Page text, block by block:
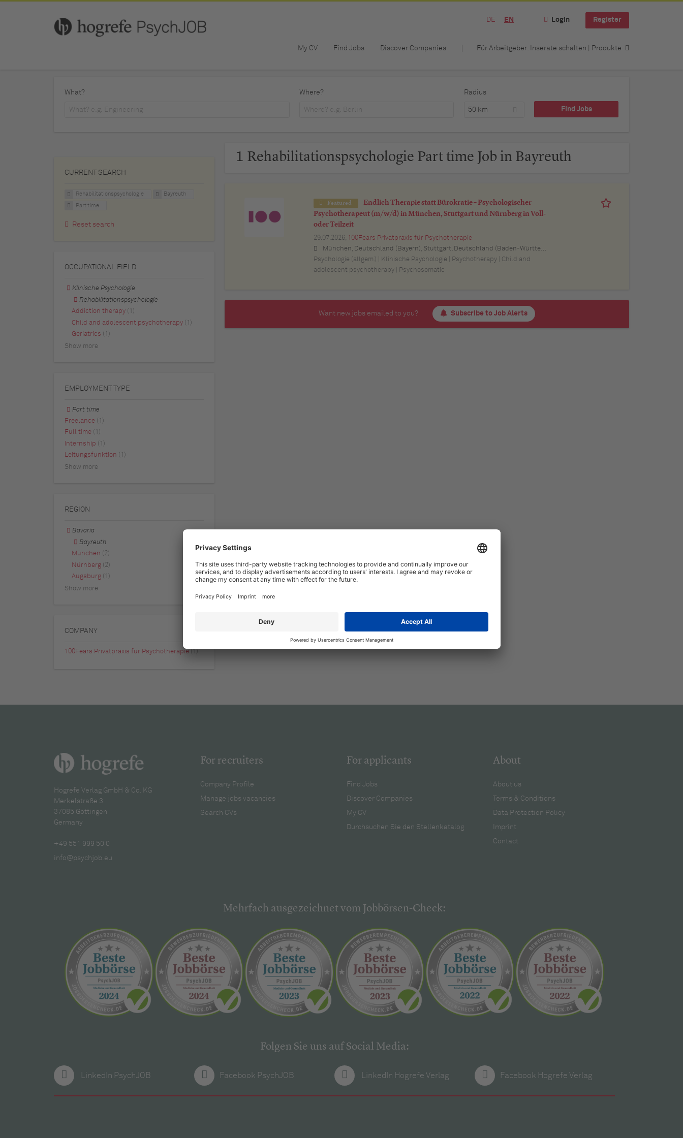
DE EN Login Register
My CV Find Jobs Discover Companies Für Arbeitgeber: Inserate schalten | Produkte
What? Where? Radius
50 km
1 Rehabilitationspsychologie Part time Job in Bayreuth
Featured
Endlich Therapie statt Bürokratie – Psychologischer
Psychotherapeut (m/w/d) in München, Stuttgart und Nürnberg in Voll-
oder Teilzeit
29.07.2026, 100Fears Privatpraxis für Psychotherapie
München, Deutschland (Bayern), Stuttgart, Deutschland (Baden-Württemberg), Nürnberg, Deutschland (Bayern), Esslingen am Neckar, Deutschland (Baden-Württemberg), Ludwigsburg, Deutschland (Baden-Württemberg), Sindelfingen, Deutschland (Baden-Württemberg), Böblingen, Deutschland (Baden-Württemberg), Waiblingen, Deutschland (Baden-Württemberg), Heilbronn, Deutschland (Baden-Württemberg), Reutlingen, Deutschland (Baden-Württemberg), Tübingen, Deutschland (Baden-Württemberg), Aalen, Deutschland (Baden-Württemberg), Schwäbisch Gmünd, Deutschland (Baden-Württemberg), Karlsruhe, Deutschland (Baden-Württemberg), Mannheim, Deutschland (Baden-Württemberg), Ulm, Deutschland (Baden-Württemberg), Pforzheim, Deutschland (Baden-Württemberg), Offenburg, Deutschland (Baden-Württemberg), Göppingen, Deutschland (Baden-Württemberg), Baden-Baden, Deutschland (Baden-Württemberg), Heidenheim an der Brenz, Deutschland (Baden-Württemberg), Ingolstadt, Deutschland (Bayern), Erlangen, Deutschland (Bayern), Regensburg, Deutschland (Bayern), Bamberg, Deutschland (Bayern), Bayreuth, Deutschland (Bayern)
Psychologie (allgem.) | Klinische Psychologie | Psychotherapy | Child and
adolescent psychotherapy | Psychosomatic
Want new jobs emailed to you? Subscribe to Job Alerts
CURRENT SEARCH
Rehabilitationspsychologie Bayreuth
Part time
Reset search
OCCUPATIONAL FIELD
Klinische Psychologie
Rehabilitationspsychologie
Addiction therapy
(1)
Child and adolescent psychotherapy (1)
Geriatrics (1)
Show more
EMPLOYMENT TYPE
Part time
Freelance
(1)
Full time
(1)
Internship (1)
Leitungsfunktion (1)
Show more
REGION
Bavaria
Bayreuth
München
(2)
Nürnberg (2)
Augsburg (1)
Show more
COMPANY
100Fears Privatpraxis für Psychotherapie (1)
Hogrefe Verlag GmbH & Co. KG
Merkelstraße 3
37085 Göttingen
Germany
+49 551 999 50 0
info@psychjob.eu
For recruiters
Company Profile
Manage jobs vacancies
Search CVs
For applicants
Find Jobs
Discover Companies
My CV
Durchsuchen Sie den Stellenkatalog
About
About us
Terms & Conditions
Data Protection Policy
Imprint
Contact
Mehrfach ausgezeichnet vom Jobbörsen-Check:
Folgen Sie uns auf Social Media:
LinkedIn PsychJOB Facebook PsychJOB LinkedIn Hogrefe Verlag Facebook Hogrefe Verlag